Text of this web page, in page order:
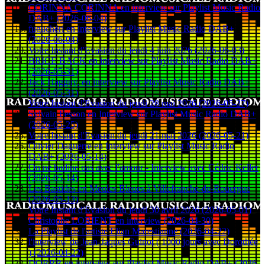
CORINNA CORINNA en interview sur Playlist Music Radio
DAB+ (2026-06-04)
fuguchéri en interview sur Playlist Music Radio DAB+
(2026-06-04)
Votre Instant d'Evasion du jeudi 4 juin 2026 (2026-06-03)
BRICE BACK en interview sur Playlist Music Radio DAB+
(2026-05-31)
Jack Hagguy. en interview sur Playlist Music Radio DAB+
(2026-05-31)
Votre Instant d'Evasion du jeudi 28 mai 2026 (2026-05-27)
Sylvain Fesson en Interview sur Playlist Music Radio DAB+
(2026-05-25)
Votre Instant d'Evasion du jeudi 21 mai 2026 (2026-05-21)
Olivier Daguerre en Interview sur Playlist Music Radio
DAB+ (2026-05-14)
On ne badine pas avec l'amour - Interview avec Cédric Keller
(2026-05-14)
Les Bastides en Meules Bleues à Villefranche-de-Rouergue
(2026-05-13)
Votre Instant d'Evasion du jeudi 30 avril 2026 (2026-05-01)
Christophe LORIENT en interview (2026-04-30)
La Playlist de l'artiste Elian Marestianne (2026-04-22)
l'interview de Jean-Jaques Guinot ( 1000 jours avec Dorothée
) (2026-04-22)